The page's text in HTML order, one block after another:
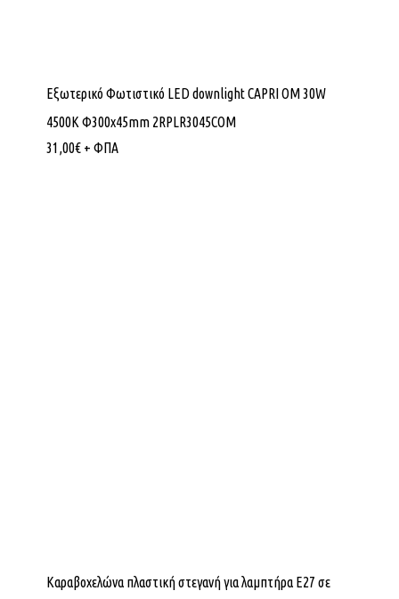
Εξωτερικό Φωτιστικό LED downlight CAPRI OM 30W
4500K Φ300x45mm 2RPLR3045COM
31,00€ + ΦΠΑ
Καραβοχελώνα πλαστική στεγανή για λαμπτήρα Ε27 σε